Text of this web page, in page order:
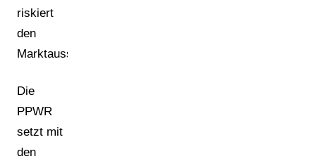
riskiert
den
Marktausschluss.
Die
PPWR
setzt mit
den